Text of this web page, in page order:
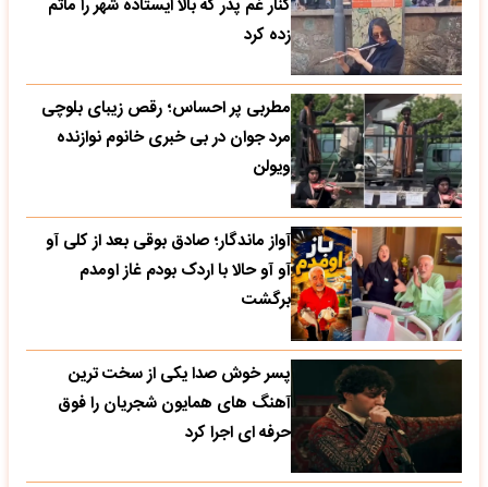
کنار غم پدر که بالا ایستاده شهر را ماتم
زده کرد
مطربی پر احساس؛ رقص زیبای بلوچی
مرد جوان در بی خبری خانوم نوازنده
ویولن
آواز ماندگار؛ صادق بوقی بعد از کلی آو
آو آو حالا با اردک بودم غاز اومدم
برگشت
پسر خوش صدا یکی از سخت ترین
آهنگ های همایون شجریان را فوق
حرفه ای اجرا کرد